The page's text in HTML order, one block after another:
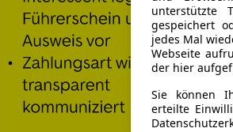
unterstützte
gespeichert
jedes Mal
Webseite
der hier
Sie können
erteilte